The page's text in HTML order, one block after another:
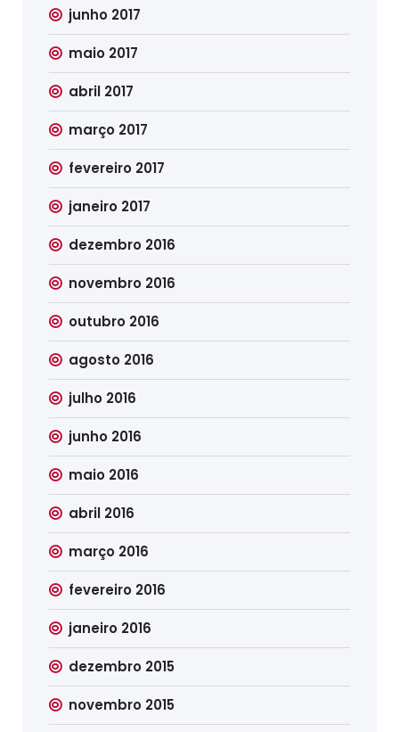
junho 2017
maio 2017
abril 2017
março 2017
fevereiro 2017
janeiro 2017
dezembro 2016
novembro 2016
outubro 2016
agosto 2016
julho 2016
junho 2016
maio 2016
abril 2016
março 2016
fevereiro 2016
janeiro 2016
dezembro 2015
novembro 2015